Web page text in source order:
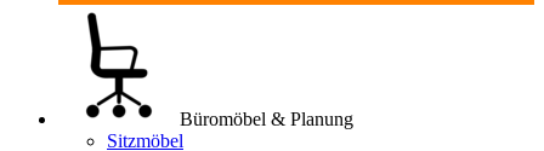
Büromöbel & Planung
Sitzmöbel